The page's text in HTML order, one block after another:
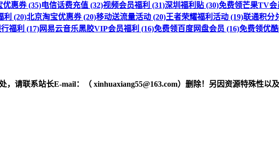
优惠券 (35)电信话费充值 (32)视频会员福利 (31)深圳福利贴 (30)免费领芒果TV会
利 (20)北京淘宝优惠券 (20)移动送流量活动 (20)王者荣耀福利活动 (19)联通积分
福利 (17)网易云音乐黑胶VIP会员福利 (16)免费领百度网盘会员 (16)免费领优
，请联系站长E-mail：（ xinhuaxiang55@163.com）删除！另因资源特殊性以